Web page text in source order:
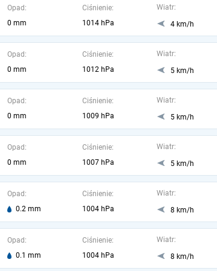
Opad:
0 mm
Ciśnienie:
1014 hPa
Wiatr:
4 km/h
Opad:
0 mm
Ciśnienie:
1012 hPa
Wiatr:
5 km/h
Opad:
0 mm
Ciśnienie:
1009 hPa
Wiatr:
5 km/h
Opad:
0 mm
Ciśnienie:
1007 hPa
Wiatr:
5 km/h
Opad:
0.2 mm
Ciśnienie:
1004 hPa
Wiatr:
8 km/h
Opad:
0.1 mm
Ciśnienie:
1004 hPa
Wiatr:
8 km/h